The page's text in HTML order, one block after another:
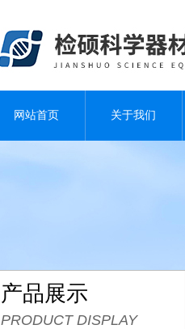
网站首页 关于我们
产品展示
PRODUCT DISPLAY